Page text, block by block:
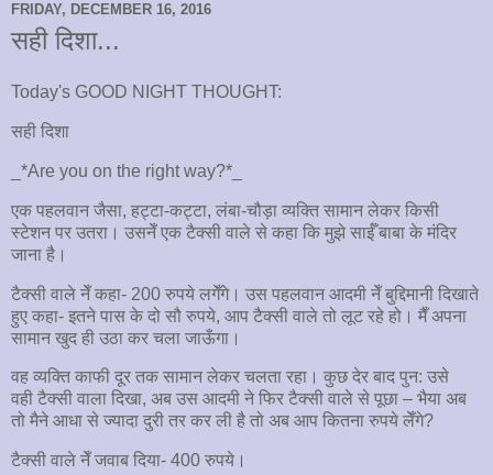
FRIDAY, DECEMBER 16, 2016
सही दिशा...
Today's GOOD NIGHT THOUGHT:
सही दिशा
_*Are you on the right way?*_
एक पहलवान जैसा, हट्टा-कट्टा, लंबा-चौड़ा व्यक्ति सामान लेकर किसी
स्टेशन पर उतरा। उसनेँ एक टैक्सी वाले से कहा कि मुझे साईँ बाबा के मंदिर
जाना है।
टैक्सी वाले नेँ कहा- 200 रुपये लगेँगे। उस पहलवान आदमी नेँ बुद्दिमानी दिखाते
हुए कहा- इतने पास के दो सौ रुपये, आप टैक्सी वाले तो लूट रहे हो। मैँ अपना
सामान खुद ही उठा कर चला जाऊँगा।
वह व्यक्ति काफी दूर तक सामान लेकर चलता रहा। कुछ देर बाद पुन: उसे
वही टैक्सी वाला दिखा, अब उस आदमी ने फिर टैक्सी वाले से पूछा – भैया अब
तो मैने आधा से ज्यादा दुरी तर कर ली है तो अब आप कितना रुपये लेँगे?
टैक्सी वाले नेँ जवाब दिया- 400 रुपये।